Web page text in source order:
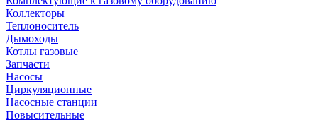
Коллекторы
Теплоноситель
Дымоходы
Котлы газовые
Запчасти
Насосы
Циркуляционные
Насосные станции
Повысительные